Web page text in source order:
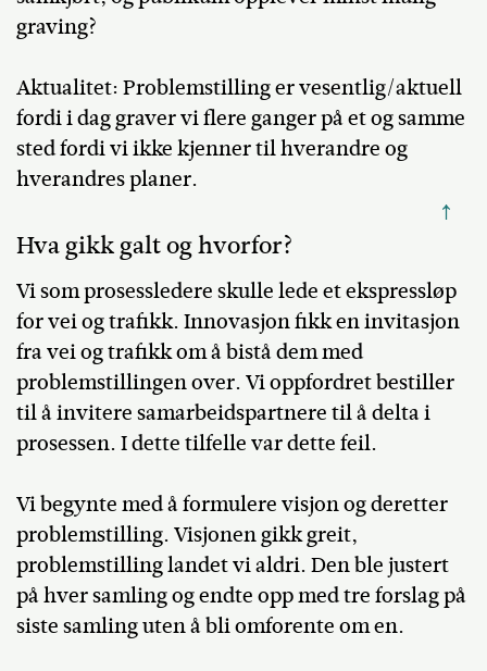
graving?
Aktualitet: Problemstilling er vesentlig/aktuell
fordi i dag graver vi flere ganger på et og samme
sted fordi vi ikke kjenner til hverandre og
hverandres planer.
↑
Hva gikk galt og hvorfor?
Vi som prosessledere skulle lede et ekspressløp
for vei og trafikk. Innovasjon fikk en invitasjon
fra vei og trafikk om å bistå dem med
problemstillingen over. Vi oppfordret bestiller
til å invitere samarbeidspartnere til å delta i
prosessen. I dette tilfelle var dette feil.
Vi begynte med å formulere visjon og deretter
problemstilling. Visjonen gikk greit,
problemstilling landet vi aldri. Den ble justert
på hver samling og endte opp med tre forslag på
siste samling uten å bli omforente om en.